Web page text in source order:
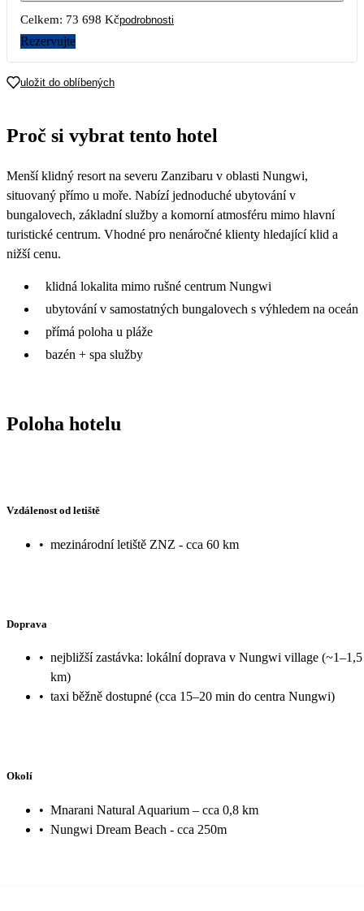
14
50 889
15 16
21
53 329
22 23 24 25 26 27
Celkem: 73 698 Kčpodrobnosti
Rezervujte
uložit do oblíbených
Proč si vybrat tento hotel
Menší klidný resort na severu Zanzibaru v oblasti Nungwi,
situovaný přímo u moře. Nabízí jednoduché ubytování v
bungalovech, základní služby a komorní atmosféru mimo hlavní
turistické centrum. Vhodné pro nenáročné klienty hledající klid a
nižší cenu.
klidná lokalita mimo rušné centrum Nungwi
ubytování v samostatných bungalovech s výhledem na oceán
přímá poloha u pláže
bazén + spa služby
Poloha hotelu
Vzdálenost od letiště
• mezinárodní letiště ZNZ - cca 60 km
Doprava
• nejbližší zastávka: lokální doprava v Nungwi village (~1–1,5
km)
• taxi běžně dostupné (cca 15–20 min do centra Nungwi)
Okolí
• Mnarani Natural Aquarium – cca 0,8 km
• Nungwi Dream Beach - cca 250m